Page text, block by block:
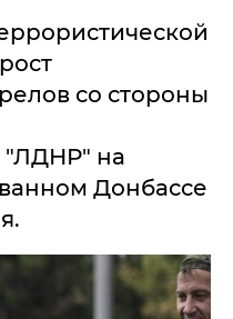
со стороны
"ЛДНР" на
Донбассе